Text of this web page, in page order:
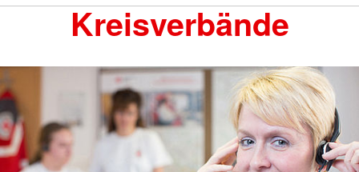
Kreisverbände